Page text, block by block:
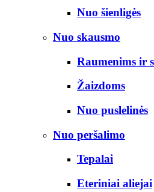
Nuo šienligės
Nuo skausmo
Raumenims ir
Žaizdoms
Nuo puslelinės
Nuo peršalimo
Tepalai
Eteriniai aliejai